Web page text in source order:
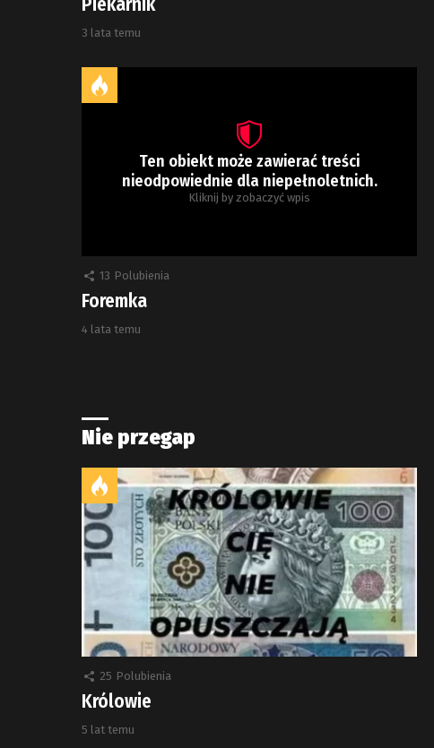
Piekarnik
3 lata temu
Ten obiekt może zawierać treści
nieodpowiednie dla niepełnoletnich.
Kliknij by zobaczyć wpis
13 Polubienia
Foremka
4 lata temu
Nie przegap
25 Polubienia
Królowie
5 lat temu